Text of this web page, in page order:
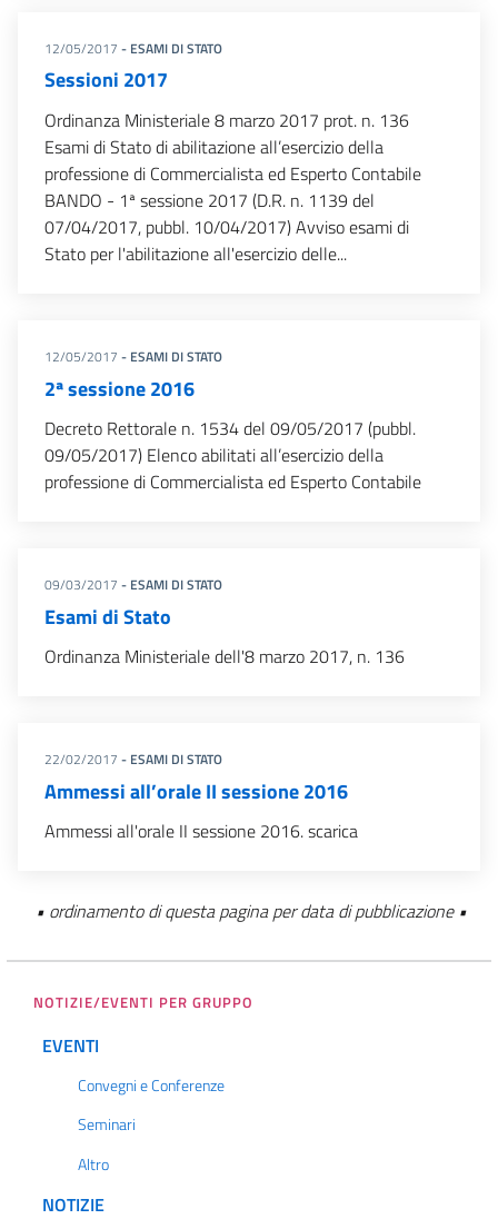
12/05/2017 - ESAMI DI STATO
Sessioni 2017
Ordinanza Ministeriale 8 marzo 2017 prot. n. 136
Esami di Stato di abilitazione all’esercizio della
professione di Commercialista ed Esperto Contabile
BANDO - 1ª sessione 2017 (D.R. n. 1139 del
07/04/2017, pubbl. 10/04/2017) Avviso esami di
Stato per l'abilitazione all'esercizio delle...
12/05/2017 - ESAMI DI STATO
2ª sessione 2016
Decreto Rettorale n. 1534 del 09/05/2017 (pubbl.
09/05/2017) Elenco abilitati all’esercizio della
professione di Commercialista ed Esperto Contabile
09/03/2017 - ESAMI DI STATO
Esami di Stato
Ordinanza Ministeriale dell'8 marzo 2017, n. 136
22/02/2017 - ESAMI DI STATO
Ammessi all’orale II sessione 2016
Ammessi all'orale II sessione 2016. scarica
• ordinamento di questa pagina per data di pubblicazione •
NOTIZIE/EVENTI PER GRUPPO
EVENTI
Convegni e Conferenze
Seminari
Altro
NOTIZIE